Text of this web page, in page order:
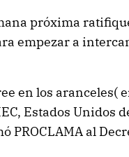
próxima
empezar a
en los aranceles(
Estados Unidos
PROCLAMA al